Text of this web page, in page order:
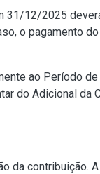
31/12/2025
o pagamento do
ao Período de
do Adicional da
da contribuição. A